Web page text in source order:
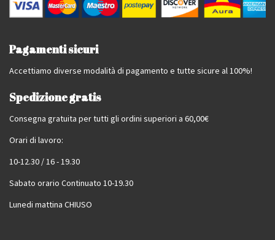
Pagamenti sicuri
Accettiamo diverse modalità di pagamento e tutte sicure al 100%!
Spedizione gratis
Consegna gratuita per tutti gli ordini superiori a 60,00€
Orari di lavoro:
10-12.30 / 16 - 19.30
Sabato orario Continuato 10-19.30
Lunedi mattina CHIUSO